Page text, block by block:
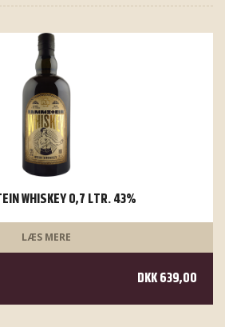
WHISKEY 0,7 LTR. 43%
LÆS MERE
DKK 639,00